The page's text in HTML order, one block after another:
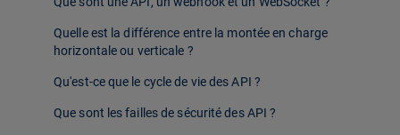
Quelle est la différence entre la montée en charge
horizontale ou verticale ?
Qu'est-ce que le cycle de vie des API ?
Que sont les failles de sécurité des API ?